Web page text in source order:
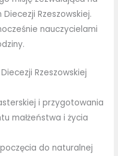
Rzeszowskiej.
nauczycielami
Rzeszowskiej
i przygotowania
małżeństwa i życia
do naturalnej